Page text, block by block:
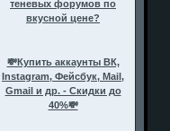
теневых форумов по
вкусной цене?
💸Купить аккаунты ВК,
Instagram, Фейсбук, Mail,
Gmail и др. - Скидки до
40%💸